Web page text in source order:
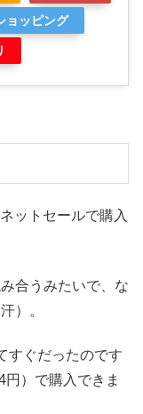
ョッピング
ットセールで購入
合うみたいで、な
）。
すぐだったのです
）で購入できま